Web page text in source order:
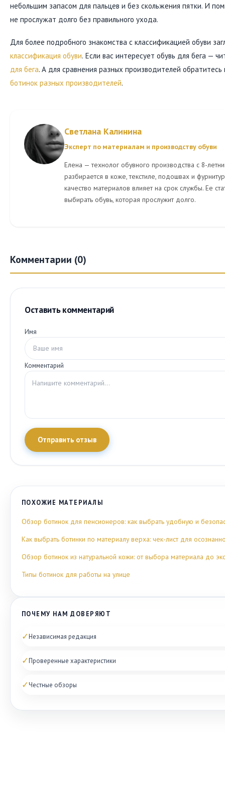
небольшим запасом для пальцев и без скольжения пятки. И
не прослужат долго без правильного ухода.
Для более подробного знакомства с классификацией обуви
классификация обуви. Если вас интересует обувь для бега —
для бега. А для сравнения разных производителей
ботинок разных производителей.
Светлана Калинина
Эксперт по материалам и производству обуви
Елена — технолог обувного производства с 8-
разбирается в коже, текстиле, подошвах и
качество материалов влияет на срок службы. Ее
выбирать обувь, которая прослужит долго.
Комментарии (0)
Оставить комментарий
Имя
Комментарий
Отправить отзыв
ПОХОЖИЕ МАТЕРИАЛЫ
Обзор ботинок для пенсионеров: как выбрать удобную и
Как выбрать ботинки по материалу верха: чек-лист для
Обзор ботинок из натуральной кожи: от выбора материала до
Типы ботинок для работы на улице
ПОЧЕМУ НАМ ДОВЕРЯЮТ
✓Независимая редакция
✓Проверенные характеристики
✓Честные обзоры